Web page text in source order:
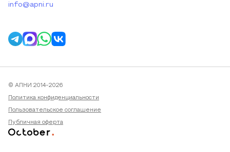
info@apni.ru
© АПНИ 2014-2026
Политика конфиденциальности
Пользовательское соглашение
Публичная оферта